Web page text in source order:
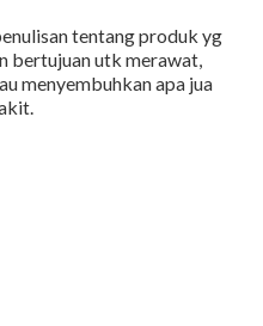
tentang produk yg
bertujuan utk merawat,
menyembuhkan apa jua